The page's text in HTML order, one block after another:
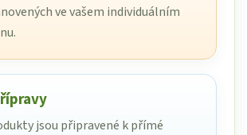
ve vašem individuálním
jsou připravené k přímé